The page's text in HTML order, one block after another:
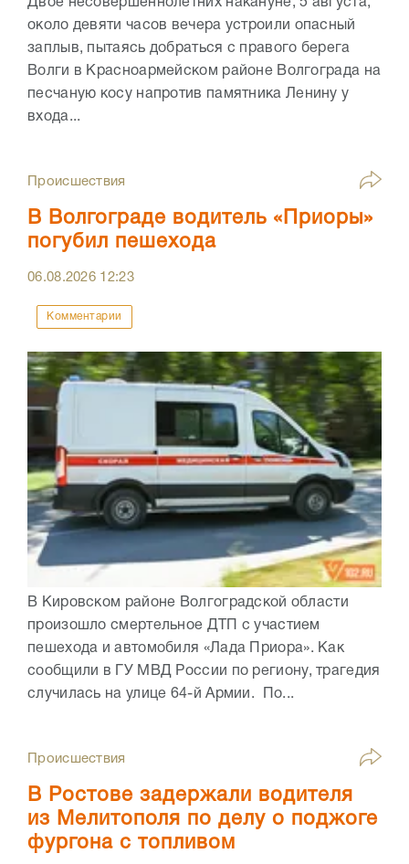
Двое несовершеннолетних накануне, 5 августа,
около девяти часов вечера устроили опасный
заплыв, пытаясь добраться с правого берега
Волги в Красноармейском районе Волгограда на
песчаную косу напротив памятника Ленину у
входа...
Происшествия
В Волгограде водитель «Приоры»
погубил пешехода
06.08.2026 12:23
Комментарии
В Кировском районе Волгоградской области
произошло смертельное ДТП с участием
пешехода и автомобиля «Лада Приора». Как
сообщили в ГУ МВД России по региону, трагедия
случилась на улице 64-й Армии. По...
Происшествия
В Ростове задержали водителя
из Мелитополя по делу о поджоге
фургона с топливом